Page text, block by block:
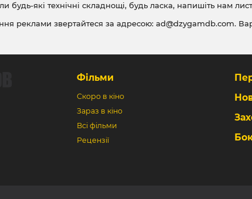
будь-які технічні складнощі, будь ласка, напишіть нам
реклами звертайтеся за адресою: ad@dzygamdb.com.
Фільми
Скоро в кіно
Зараз в кіно
Всі фільми
Рецензії